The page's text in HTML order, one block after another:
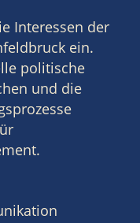
Interessen der
ein.
politische
und die